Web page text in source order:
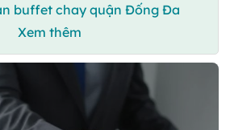
buffet chay quận Đống Đa
Xem thêm